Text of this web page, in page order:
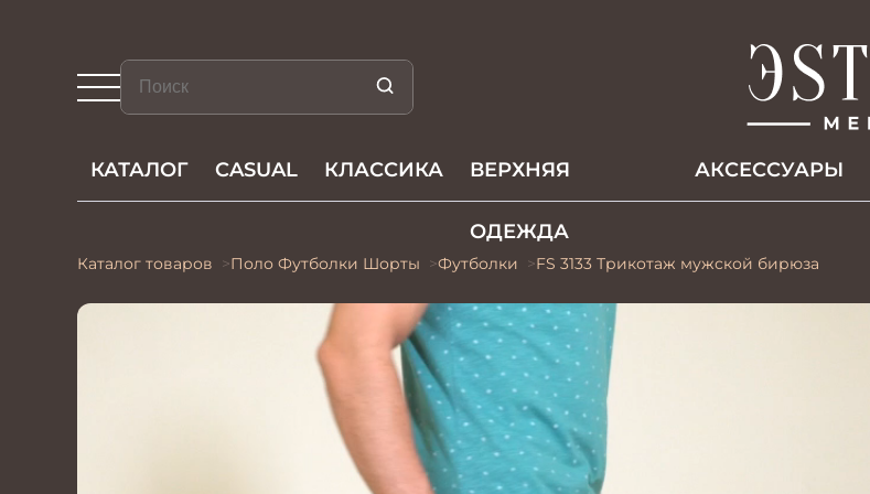
КАТАЛОГ CASUAL КЛАССИКА ВЕРХНЯЯ
ОДЕЖДА
АКCЕССУАРЫ
Каталог товаров Поло Футболки Шорты Футболки FS 3133 Трикотаж мужской бирюза